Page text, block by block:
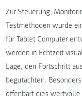
Zur Steuerung,
Testmethoden wurde
für Tablet Computer
werden in Echtzeit
Lage, den Fortschritt
begutachten.
offenbart dies wertvolle